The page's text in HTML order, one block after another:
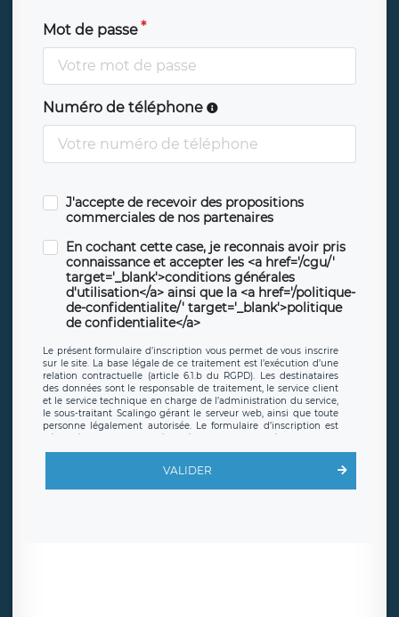
Mot de passe
Numéro de téléphone
J'accepte de recevoir des propositions
commerciales de nos partenaires
En cochant cette case, je reconnais avoir pris
connaissance et accepter les <a href='/cgu/'
target='_blank'>conditions générales
d'utilisation</a> ainsi que la <a href='/politique-
de-confidentialite/' target='_blank'>politique
de confidentialite</a>
Le présent formulaire d’inscription vous permet de vous inscrire
sur le site. La base légale de ce traitement est l’exécution d’une
relation contractuelle (article 6.1.b du RGPD). Les destinataires
des données sont le responsable de traitement, le service client
et le service technique en charge de l’administration du service,
le sous-traitant Scalingo gérant le serveur web, ainsi que toute
personne légalement autorisée. Le formulaire d’inscription est
hébergé sur un serveur hébergé par Scalingo, basé en France et
offrant desclauses de protection conformes au RGPD. Les
en sollicite la suppression, étant entendu que vous pouvez
demander la suppression de vos données et retirer votre
VALIDER